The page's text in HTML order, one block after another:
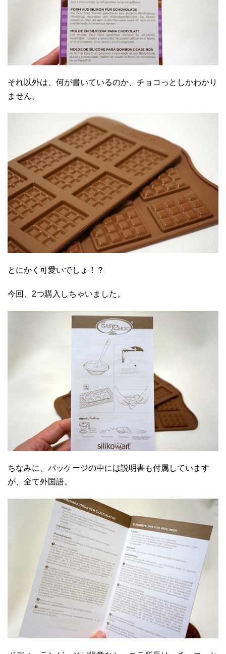
それ以外は、何が書いているのか、チョコっとしかわかり
ません。
とにかく可愛いでしょ！？
今回、2つ購入しちゃいました。
ちなみに、パッケージの中には説明書も付属しています
が、全て外国語。